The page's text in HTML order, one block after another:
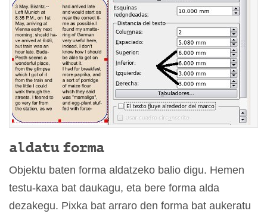
aldatu forma
Objektu baten forma aldatzeko balio digu. Hemen
testu-kaxa bat daukagu, eta bere forma alda
dezakegu. Pixka bat arraro den forma bat aukeratu